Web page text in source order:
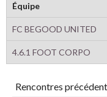
Équipe
FC BEGOOD UNITED
4.6.1 FOOT CORPO
Rencontres